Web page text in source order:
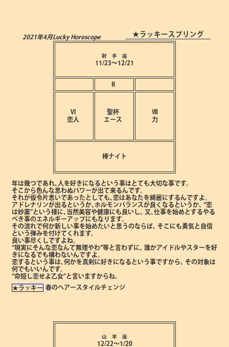
2021年4月Lucky Horoscope ★ラッキースプリング
射 手 座
11/23～12/21
R
Ⅵ
恋人
聖杯
エース
Ⅷ
力
棒ナイト
年は幾つであれ､人を好きになるという事はとても大切な事です。
そこから色んな思わぬパワーが出て来るんです。
それが仮令片思いであったとしても､恋はあなたを綺麗にするんですよ。
アドレナリンが出るというか､ホルモンバランスが良くなるというか､ “恋
は妙薬”という様に､当然美容や健康にも良いし､
又､仕事を始めとするやる
べき事のエネルギーアップにもなります。
その流れで何か新しい事を始めたいと思うのならば､ そこにも勇気と自信
という弾みを付けてくれます。
良い事尽くしですよね。
“現実にそんな恋なんて無理やわ”等と言わずに､ 誰かアイドルやスターを好
きになるでも構わないんですよ。
恋するという事は､何かを真剣に好きになるという事ですから､ その対象は
何でもいいんです。
“命短し恋せよ乙女”と言いますからね。
★ラッキー 春のヘアースタイルチェンジ
山 羊 座
12/22～1/20